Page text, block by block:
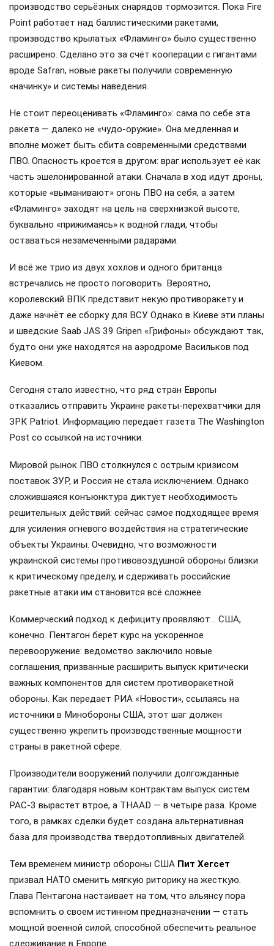
производство серьёзных снарядов тормозится. Пока Fire
Point работает над баллистическими ракетами,
производство крылатых «Фламинго» было существенно
расширено. Сделано это за счёт кооперации с гигантами
вроде Safran, новые ракеты получили современную
«начинку» и системы наведения.
Не стоит переоценивать «Фламинго»: сама по себе эта
ракета — далеко не «чудо-оружие». Она медленная и
вполне может быть сбита современными средствами
ПВО. Опасность кроется в другом: враг использует её как
часть эшелонированной атаки. Сначала в ход идут дроны,
которые «выманивают» огонь ПВО на себя, а затем
«Фламинго» заходят на цель на сверхнизкой высоте,
буквально «прижимаясь» к водной глади, чтобы
оставаться незамеченными радарами.
И всё же трио из двух хохлов и одного британца
встречались не просто поговорить. Вероятно,
королевский ВПК представит некую противоракету и
даже начнёт ее сборку для ВСУ. Однако в Киеве эти планы
и шведские Saab JAS 39 Gripen «Грифоны» обсуждают так,
будто они уже находятся на аэродроме Васильков под
Киевом.
Сегодня стало известно, что ряд стран Европы
отказались отправить Украине ракеты-перехватчики для
ЗРК Patriot. Информацию передаёт газета The Washington
Post со ссылкой на источники.
Мировой рынок ПВО столкнулся с острым кризисом
поставок ЗУР, и Россия не стала исключением. Однако
сложившаяся конъюнктура диктует необходимость
решительных действий: сейчас самое подходящее время
для усиления огневого воздействия на стратегические
объекты Украины. Очевидно, что возможности
украинской системы противовоздушной обороны близки
к критическому пределу, и сдерживать российские
ракетные атаки им становится всё сложнее.
Коммерческий подход к дефициту проявляют… США,
конечно. Пентагон берет курс на ускоренное
перевооружение: ведомство заключило новые
соглашения, призванные расширить выпуск критически
важных компонентов для систем противоракетной
обороны. Как передает РИА «Новости», ссылаясь на
источники в Минобороны США, этот шаг должен
существенно укрепить производственные мощности
страны в ракетной сфере.
Производители вооружений получили долгожданные
гарантии: благодаря новым контрактам выпуск систем
PAC-3 вырастет втрое, а THAAD — в четыре раза. Кроме
того, в рамках сделки будет создана альтернативная
база для производства твердотопливных двигателей.
Тем временем министр обороны США Пит Хегсет
призвал НАТО сменить мягкую риторику на жесткую.
Глава Пентагона настаивает на том, что альянсу пора
вспомнить о своем истинном предназначении — стать
мощной военной силой, способной обеспечить реальное
сдерживание в Европе.